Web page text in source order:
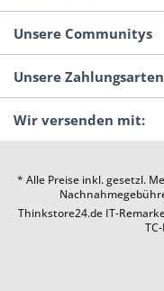
Unsere Communitys
Unsere Zahlungsarten
Wir versenden mit:
* Alle Preise inkl. gesetzl.
Thinkstore24.de IT-